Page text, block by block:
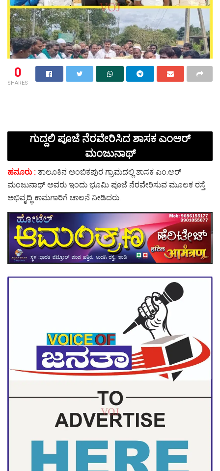
0
SHARES
ಗುದ್ದಲಿ ಪೂಜೆ ನೆರವೇರಿಸಿದ ಶಾಸಕ ಎಂಆರ್
ಮಂಜುನಾಥ್
ಹನೂರು : ತಾಲೂಕಿನ ಅಂಬಿಕಪುರ ಗ್ರಾಮದಲ್ಲಿ ಶಾಸಕ ಎಂ.ಆರ್
ಮಂಜುನಾಥ್ ಅವರು ಇಂದು ಭೂಮಿ ಪೂಜೆ ನೆರವೇರಿಸುವ ಮೂಲಕ ರಸ್ತೆ
ಅಭಿವೃದ್ಧಿ ಕಾಮಗಾರಿಗೆ ಚಾಲನೆ ನೀಡಿದರು.